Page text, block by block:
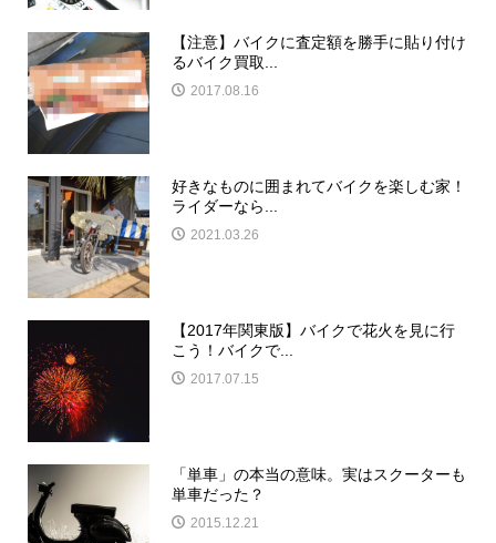
【注意】バイクに査定額を勝手に貼り付け
るバイク買取...
2017.08.16
好きなものに囲まれてバイクを楽しむ家！
ライダーなら...
2021.03.26
【2017年関東版】バイクで花火を見に行
こう！バイクで...
2017.07.15
「単車」の本当の意味。実はスクーターも
単車だった？
2015.12.21